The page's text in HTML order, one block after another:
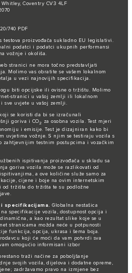
Coventry CV3 4LF
740 PDF
testova proizvođača sukladno EU legislativi.
podatci i podatci ukupnih performansi
vožnje i okoliša.
stranici ne mora točno predstavljati
Molimo vas obratite se vašem lokalnom
u vezi najnovijih specifikacija.
biti opcijske ili ovisne o tržištu. Molimo
stranici u vašoj zemlji ili lokalnom
sve uvjete u vašoj zemlji.
se koristi da bi se izračunali
goriva i CO2
za osobna vozila. Test mjeri
i emisije. Test je dizajniran kako bi
uvjetima vožnje. S njim se testiraju vozila s
zahtjevnijim testnim postupcima i vozačkim
ispitivanja proizvođača u skladu sa
goriva vozila može se razlikovati od
a ove količine služe samo za
cijene i boje na ovim internetskim
tržišta do tržišta te su podložne
i specifikacijama. Globalna nestašica
specifikacije vozila, dostupnost opcija i
a kao rezultat slike koje se u
stranicama možda neće u potpunosti
funkcija, opcija, ukrasa i šema boja.
koji će moći da vam potvrdi sva
omogućio informisani izbor
traži načine za poboljšanje
svojih vozila, dijelova i dodatne opreme,
zadržavamo pravo na izmjene bez